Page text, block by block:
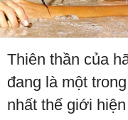
Thiên thần của
đang là một
nhất thế giới hiện